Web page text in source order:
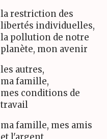
la restriction des
libertés individuelles,
la pollution de notre
planète, mon avenir
les autres,
ma famille,
mes conditions de
travail
ma famille, mes amis